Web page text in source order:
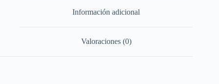
Información adicional
Valoraciones (0)